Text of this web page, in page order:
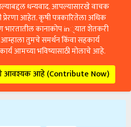
धन्यवाद. आपल्यासारखे वाचक
प्रेरणा आहेत. कृषी पत्रकारितेला अधिक
भारतातील कानाकोप in्यात शेतकरी
तुमचे समर्थन किंवा सहकार्य
आमच्या भविष्यासाठी मोलाचे आहे.
आवश्यक आहे (Contribute Now)